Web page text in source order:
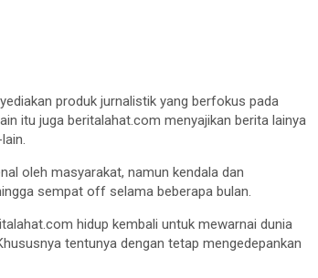
produk jurnalistik yang berfokus pada
itu juga beritalahat.com menyajikan berita lainya
oleh masyarakat, namun kendala dan
sempat off selama beberapa bulan.
hidup kembali untuk mewarnai dunia
tentunya dengan tetap mengedepankan